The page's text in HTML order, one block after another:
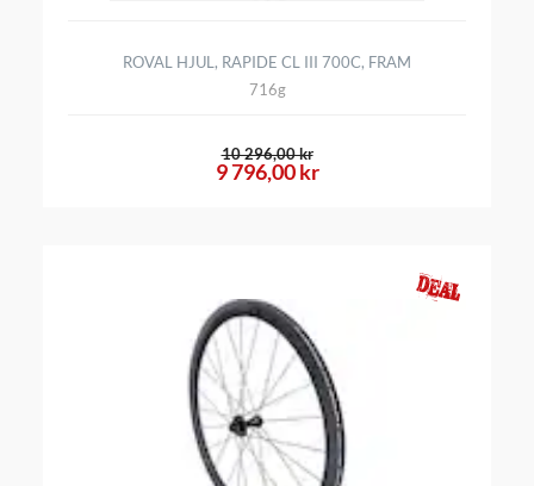
ROVAL HJUL, RAPIDE CL III 700C, FRAM
716g
9 796,00 kr
10 296,00 kr